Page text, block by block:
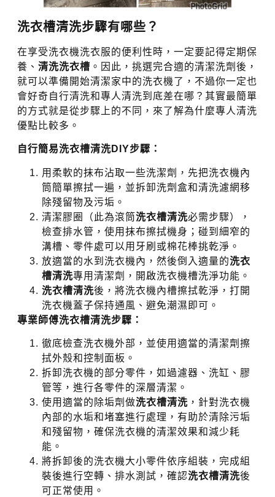
洗衣槽清洗步驟有哪些？
在享受洗衣機洗衣服的便利性時，一定要記得定期保
養、 清洗洗衣槽 。因此，挑選完合適的清潔洗劑後，
就可以準備開始清潔家中的洗衣機了，不過你一定也
會好奇自行清洗和專人清洗到底差在哪？其實最簡單
的方式就是從步驟上的不同，來了解為什麼專人清洗
優點比較多。
自行簡易洗衣槽清洗DIY步驟：
用柔軟的抹布沾取一些洗潔劑，先把洗衣機內
筒簡單擦拭一遍，並拆卸洗劑盒和清洗濾網移
除殘留物及污垢。
清潔膠圈（此為滾筒洗衣槽清洗必需步驟），
檢查排水管，使用抹布擦拭機身；碰到細窄的
溝槽、零件處可以用牙刷或棉花棒挑乾淨。
放適當的水到洗衣機內，然後倒入適量的洗衣
槽清洗專用清潔劑，開啟洗衣機槽洗淨功能。
洗衣槽清洗後，將洗衣機內槽擦拭乾淨，打開
洗衣機蓋子保持通風、避免潮濕即可。
專業師傅洗衣槽清洗步驟：
徹底檢查洗衣機外部，並使用適當的清潔劑擦
拭外殼和控制面板。
拆卸洗衣機的部分零件，如過濾器、洗缸、膠
管等，進行各零件的深層清潔。
使用適當的除垢劑做洗衣槽清洗 ，針對洗衣機
內部的水垢和堵塞進行處理，有助於清除污垢
和殘留物，確保洗衣機的清潔效果和減少耗
能。
將拆卸後的洗衣機大小零件依序組裝，完成組
裝後進行空轉、排水測試，確認洗衣槽清洗後
可正常使用。